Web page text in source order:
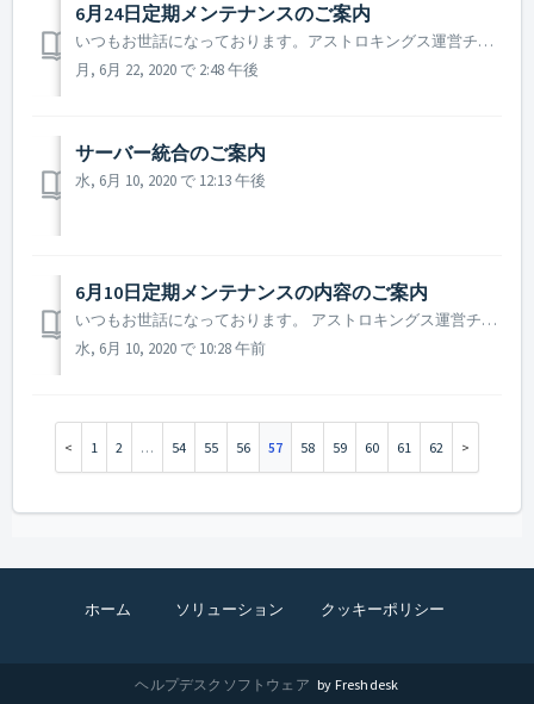
6月24日定期メンテナンスのご案内
いつもお世話になっております。アストロキングス運営チームです。 来週6月24日に行われる定期メンテナンスの内容についてご案内致します。 ▶ 6月24日定期メンテナンスのご案内 - 定期メンテナンス時間：2020年6月24日 10 : 00 ~ 15 : 00(5時間) - 定期メ...
月, 6月 22, 2020 で 2:48 午後
サーバー統合のご案内
水, 6月 10, 2020 で 12:13 午後
6月10日定期メンテナンスの内容のご案内
いつもお世話になっております。 アストロキングス運営チームです。 2020年6月10日に行われる定期メンテナンスについてご案内致します。 ▶ 6月10日定期メンテナンスの内容のご案内 - メンテナンス時間：2020年6月10日 10 : 00 ~ 13 : 00まで(3時間) ...
水, 6月 10, 2020 で 10:28 午前
1 2 … 54 55 56 57 58 59 60 61 62
ホーム ソリューション クッキーポリシー
ヘルプデスクソフトウェア by Freshdesk